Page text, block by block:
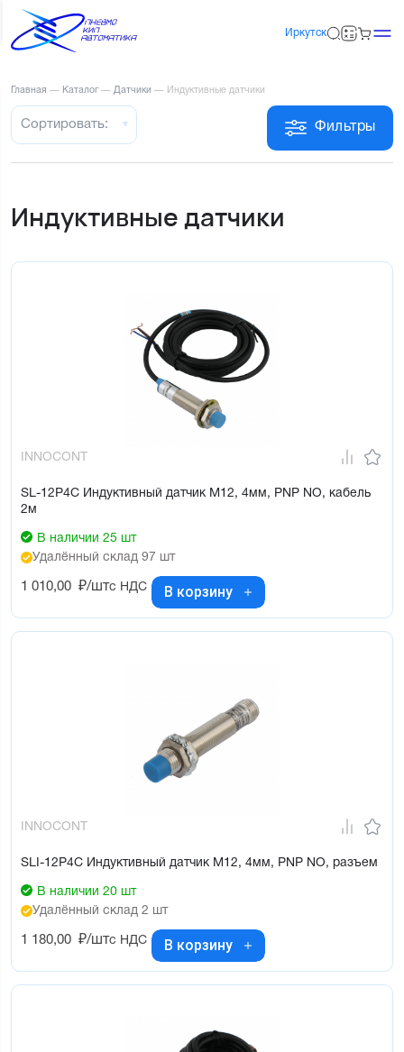
Иркутск
Главная — Каталог — Датчики — Индуктивные датчики
Фильтры
Сортировать:
Индуктивные датчики
INNOCONT
SL-12P4C Индуктивный датчик М12, 4мм, PNP NO, кабель
2м
В наличии 25 шт
Удалённый склад 97 шт
1 010,00 ₽/штс НДС В корзину
INNOCONT
SLI-12P4C Индуктивный датчик М12, 4мм, PNP NO, разъем
В наличии 20 шт
Удалённый склад 2 шт
1 180,00 ₽/штс НДС В корзину